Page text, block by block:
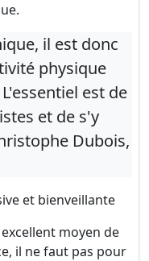
il est donc
physique
est de
et de s'y
Dubois,
et bienveillante
moyen de
il ne faut pas pour